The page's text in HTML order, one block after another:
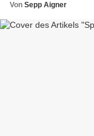
Von Sepp Aigner